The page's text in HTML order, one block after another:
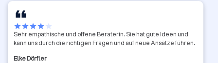
starstarstarstarstar
Sehr empathische und offene Beraterin. Sie hat gute Ideen und
kann uns durch die richtigen Fragen und auf neue Ansätze führen.
Elke Dörfler